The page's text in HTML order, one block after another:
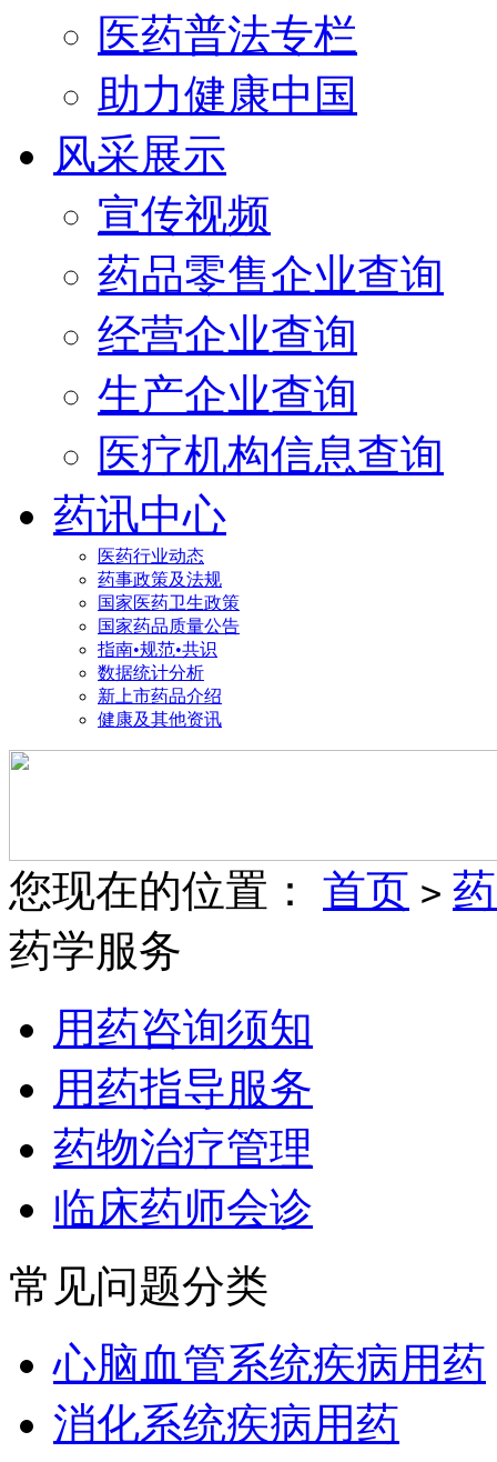
医药普法专栏
助力健康中国
风采展示
宣传视频
药品零售企业查询
经营企业查询
生产企业查询
医疗机构信息查询
药讯中心
医药行业动态
药事政策及法规
国家医药卫生政策
国家药品质量公告
指南•规范•共识
数据统计分析
新上市药品介绍
健康及其他资讯
您现在的位置： 首页 >
药学服务
用药咨询须知
用药指导服务
药物治疗管理
临床药师会诊
常见问题分类
心脑血管系统疾病用药
消化系统疾病用药